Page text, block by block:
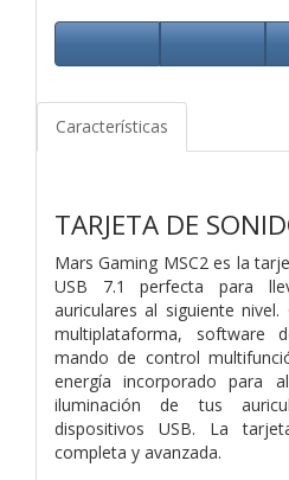
Características
TARJETA DE
Mars Gaming MSC2 es la
USB 7.1 perfecta para
auriculares al siguiente nivel.
multiplataforma, software
mando de control
energía incorporado para
iluminación de tus
dispositivos USB. La
completa y avanzada.